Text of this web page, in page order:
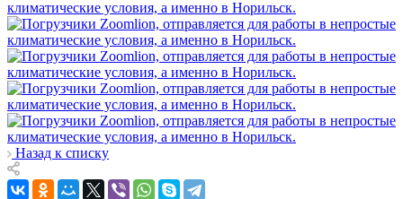
Назад к списку